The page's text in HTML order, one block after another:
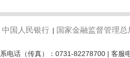
中国人民银行 | 国家金融监督管理总
电话（传真）：0731-82278700 | 客服